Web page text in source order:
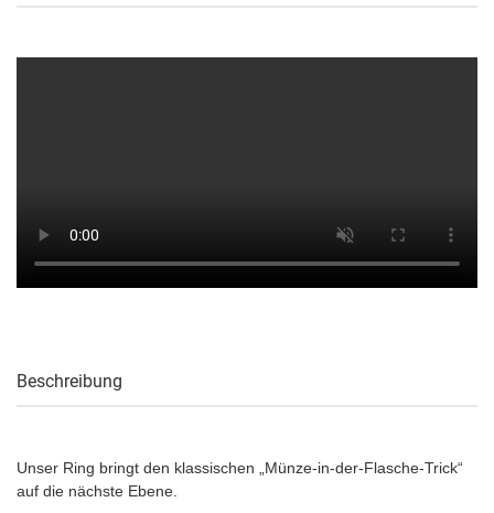
Beschreibung
Unser Ring bringt den klassischen „Münze-in-der-Flasche-Trick“
auf die nächste Ebene.